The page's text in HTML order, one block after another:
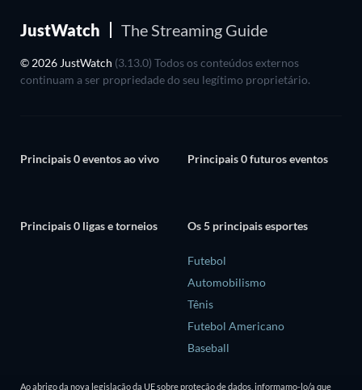
JustWatch The Streaming Guide
© 2026 JustWatch (3.13.0) Todos os conteúdos externos
continuam a ser propriedade do seu legítimo proprietário.
Principais 0 eventos ao vivo Principais 0 futuros eventos
Principais 0 ligas e torneios Os 5 principais esportes
Futebol
Automobilismo
Tênis
Futebol Americano
Baseball
Ao abrigo da nova legislação da UE sobre proteção de dados, informamo-lo/a que